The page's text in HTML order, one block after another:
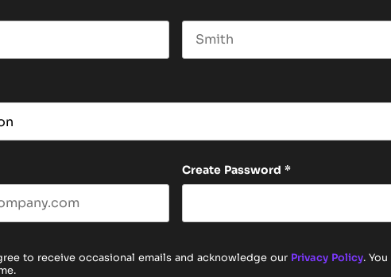
Create Password *
to receive occasional emails and acknowledge our Privacy Policy.